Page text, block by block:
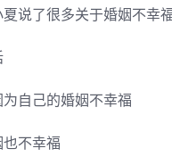
说了很多关于婚姻不幸
自己的婚姻不幸福
不幸福